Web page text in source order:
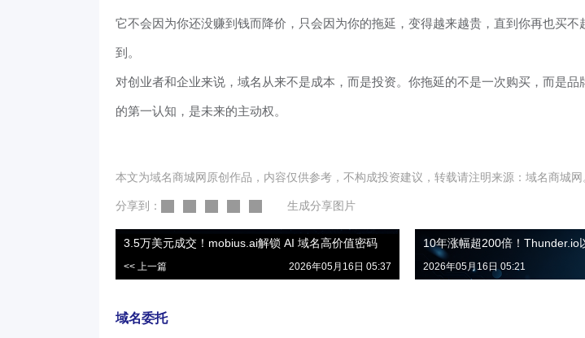
它不会因为你还没赚到钱而降价，只会因为你的拖延，变得越来越贵，直到你再也买不
到。
对创业者和企业来说，域名从来不是成本，而是投资。你拖延的不是一次购买，而是品
的第一认知，是未来的主动权。
本文为域名商城网原创作品，内容仅供参考，不构成投资建议，转载请注明来源：域名商城网
分享到： 生成分享图片
3.5万美元成交！mobius.ai解锁 AI 域名高价值密码
<< 上一篇 2026年05月16日 05:37 2026年05月16日 05:21
域名委托